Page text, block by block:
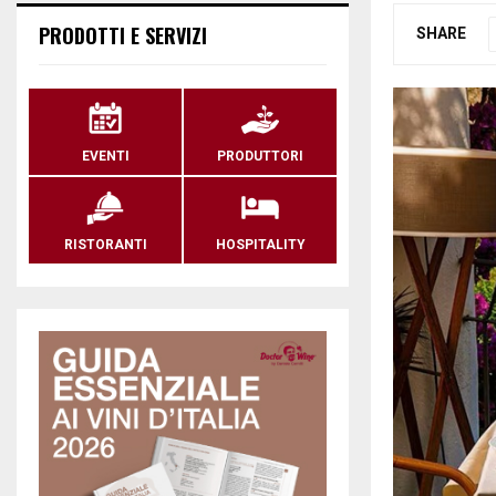
SHARE
PRODOTTI E SERVIZI
EVENTI PRODUTTORI
RISTORANTI HOSPITALITY